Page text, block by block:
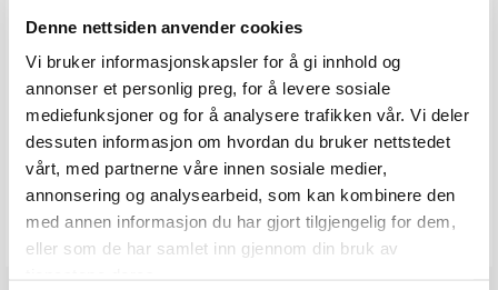
Denne nettsiden anvender cookies
Vi bruker informasjonskapsler for å gi innhold og
annonser et personlig preg, for å levere sosiale
mediefunksjoner og for å analysere trafikken vår. Vi deler
dessuten informasjon om hvordan du bruker nettstedet
vårt, med partnerne våre innen sosiale medier,
annonsering og analysearbeid, som kan kombinere den
med annen informasjon du har gjort tilgjengelig for dem,
eller som de har samlet inn gjennom din bruk av
av
mulige
Omtaletekst:
Riktig vare. Rask levering.
Liker
0stemmer
Vær oppmerksom på at noen kunder gir en rating uten å skrive en
review, og at antallet ratings derfor vil være forskjellig fra antall
reviews.